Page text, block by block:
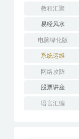
教程汇聚
易经风水
电脑绿化版
系统运维
网络攻防
股票讲座
语言汇编